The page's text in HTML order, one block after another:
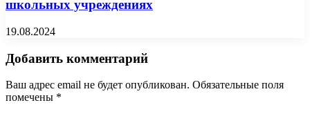
школьных учреждениях
19.08.2024
Добавить комментарий
Ваш адрес email не будет опубликован. Обязательные поля
помечены *